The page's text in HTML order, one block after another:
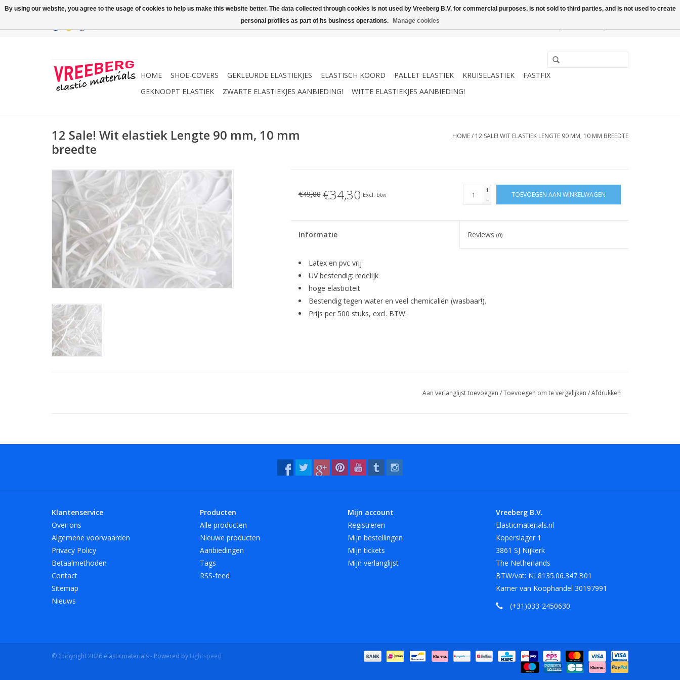
HOME SHOE-COVERS GEKLEURDE ELASTIEKJES ELASTISCH KOORD PALLET ELASTIEK KRUISELASTIEK
FASTFIX
GEKNOOPT ELASTIEK
ZWARTE ELASTIEKJES AANBIEDING! WITTE ELASTIEKJES AANBIEDING!
12 Sale! Wit elastiek Lengte 90 mm, 10 mm
breedte
HOME/ 12 SALE! WIT ELASTIEK LENGTE 90 MM, 10 MM BREEDTE
€49,00 €34,30 Excl. btw
+
-
TOEVOEGEN AAN WINKELWAGEN
Informatie Reviews(0)
Latex en pvc vrij
UV bestendig: redelijk
hoge elasticiteit
Bestendig tegen water en veel chemicaliën (wasbaar!).
Prijs per 500 stuks, excl. BTW.
Aan verlanglijst toevoegen /Toevoegen om te vergelijken /Afdrukken
Klantenservice
Over ons
Algemene voorwaarden
Privacy Policy
Betaalmethoden
Contact
Sitemap
Nieuws
Producten
Alle producten
Nieuwe producten
Aanbiedingen
Tags
RSS-feed
Mijn account
Registreren
Mijn bestellingen
Mijn tickets
Mijn verlanglijst
Vreeberg B.V.
Elasticmaterials.nl
Koperslager 1
3861 SJ Nijkerk
The Netherlands
BTW/vat: NL8135.06.347.B01
Kamer van Koophandel 30197991
(+31)033-2450630
© Copyright 2026 elasticmaterials - Powered by Lightspeed
By using our website, you agree to the usage of cookies to help us make this website better. The data collected through cookies is not used by Vreeberg B.V. for commercial purposes, is not sold to third parties, and is not used to create
personal profiles as part of its business operations.
Manage cookies